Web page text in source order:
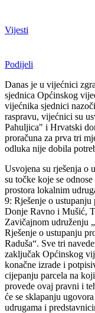
Vijesti
Podijeli
Danas je u vijećnici
sjednica Općinskog
vijećnika sjednici
raspravu, vijećnici su
Pahuljica" i Hrvatski
proračuna za prva tri
odluka nije dobila
Usvojena su rješenja o
su točke koje se
prostora lokalnim
9: Rješenje o
Donje Ravno i Mušić,
Zavičajnom udruženju
Rješenje o ustupanju
Raduša“. Sve tri
zaključak Općinskog
konačne izrade i
cijepanju parcela na
provede ovaj pravni i
će se sklapanju
udrugama i